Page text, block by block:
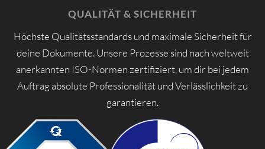
QUALITÄT & SICHERHEIT
Höchste Qualitätsstandards und maximale Sicherheit für
deine Dokumente. Unsere Prozesse sind nach weltweit
anerkannten ISO-Normen zertifiziert, um dir bei jedem
Auftrag absolute Professionalität und Verlässlichkeit zu
garantieren.